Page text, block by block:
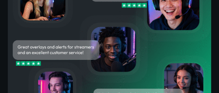
Was zufriedene Kunden über